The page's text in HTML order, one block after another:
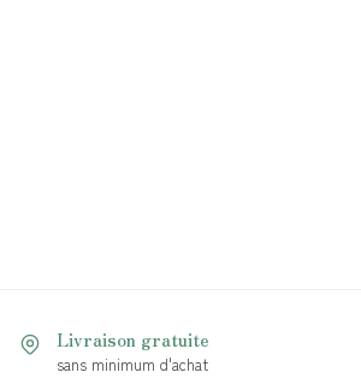
Livraison gratuite
sans minimum d'achat